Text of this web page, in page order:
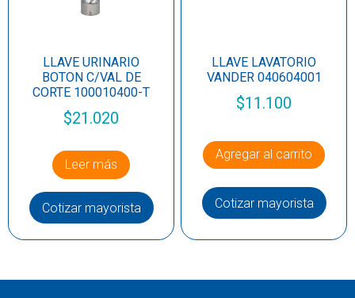
LLAVE URINARIO
BOTON C/VAL DE
CORTE 100010400-T
$21.020
Leer más
Cotizar mayorista
LLAVE LAVATORIO
VANDER 040604001
$11.100
Agregar al carrito
Cotizar mayorista